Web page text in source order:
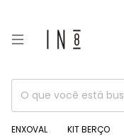
ENXOVAL KIT BERÇO